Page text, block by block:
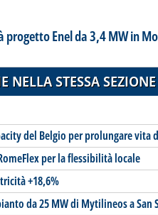
progetto Enel da 3,4 MW in
NELLA STESSA SEZIONE
del Belgio per prolungare vita
per la flessibilità locale
+18,6%
da 25 MW di Mytilineos a San